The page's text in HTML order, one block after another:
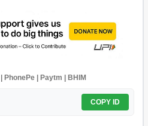
PhonePe | Paytm | BHIM
COPY ID